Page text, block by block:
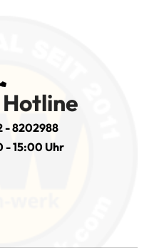
- 8202988
- 15:00 Uhr